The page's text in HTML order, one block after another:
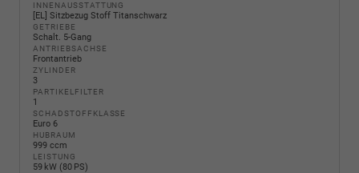
INNENAUSSTATTUNG
[EL] Sitzbezug Stoff Titanschwarz
GETRIEBE
Schalt. 5-Gang
ANTRIEBSACHSE
Frontantrieb
ZYLINDER
3
PARTIKELFILTER
1
SCHADSTOFFKLASSE
Euro 6
HUBRAUM
999 ccm
LEISTUNG
59 kW (80 PS)